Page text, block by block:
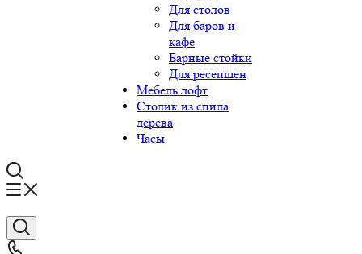
Для столов
Для баров и
кафе
Барные стойки
Для ресепшен
Мебель лофт
Столик из спила
дерева
Часы